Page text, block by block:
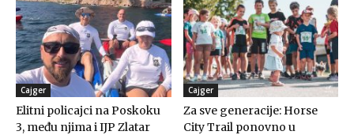
Cajger
Elitni policajci na Poskoku
3, među njima i IJP Zlatar
Cajger
Za sve generacije: Horse
City Trail ponovno u